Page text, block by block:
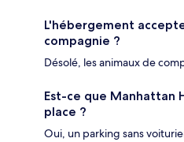
L'hébergement
compagnie ?
Désolé, les animaux de
Est-ce que Manhattan
place ?
Oui, un parking sans